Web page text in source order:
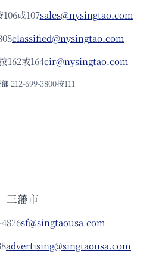
或107sales@nysingtao.com
classified@nysingtao.com
162或164cir@nysingtao.com
212-699-3800按111
三藩市
sf@singtaousa.com
advertising@singtaousa.com